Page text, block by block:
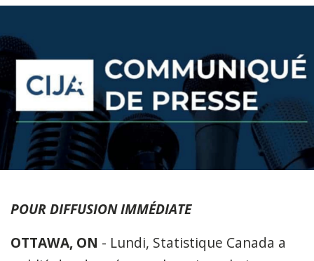
POUR DIFFUSION IMMÉDIATE
OTTAWA, ON - Lundi, Statistique Canada a